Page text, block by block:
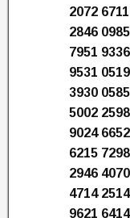
2072
2846
7951
9531
3930
5002
9024
6215
2946
4714
9621